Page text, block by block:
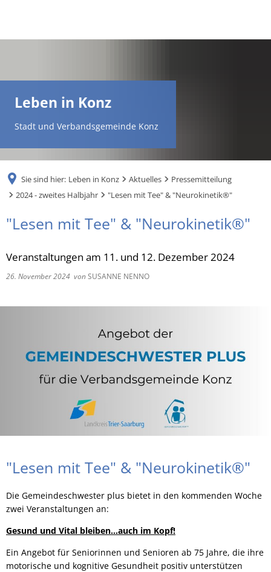
FR
TR
UK
Leben in Konz
Stadt und Verbandsgemeinde Konz
Sie sind hier: Leben in Konz Aktuelles
Pressemitteilung
2024 - zweites Halbjahr
"Lesen mit Tee" & "Neurokinetik®"
"Lesen mit Tee" & "Neurokinetik®"
Veranstaltungen am 11. und 12. Dezember 2024
26. November 2024 vonSUSANNE NENNO
"Lesen mit Tee" & "Neurokinetik®"
Die Gemeindeschwester plus bietet in den kommenden Woche
zwei Veranstaltungen an:
Gesund und Vital bleiben…auch im Kopf!
Ein Angebot für Seniorinnen und Senioren ab 75 Jahre, die ihre
motorische und kognitive Gesundheit positiv unterstützen